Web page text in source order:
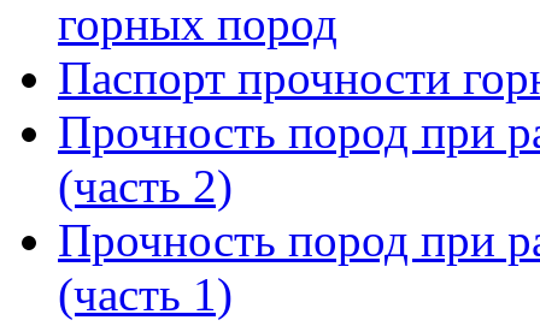
горных пород
Паспорт прочности
Прочность пород при
(часть 2)
Прочность пород при
(часть 1)